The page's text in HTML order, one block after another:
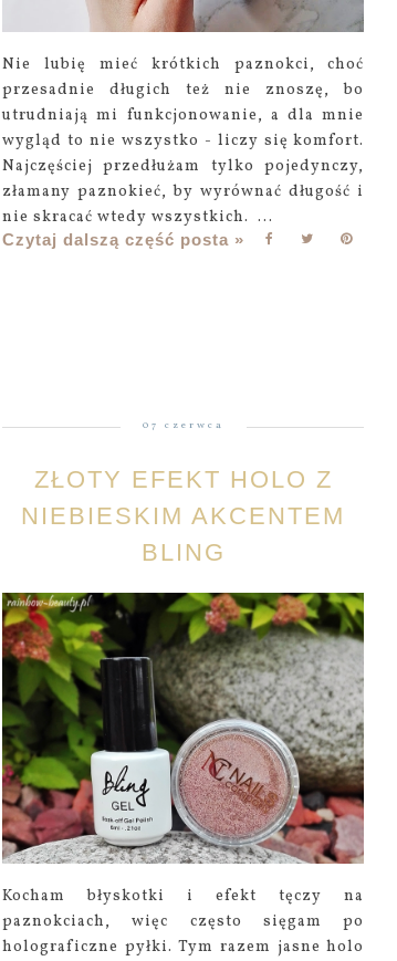
Nie lubię mieć krótkich paznokci, choć
przesadnie długich też nie znoszę, bo
utrudniają mi funkcjonowanie, a dla mnie
wygląd to nie wszystko - liczy się komfort.
Najczęściej przedłużam tylko pojedynczy,
złamany paznokieć, by wyrównać długość i
nie skracać wtedy wszystkich. ...
Czytaj dalszą część posta »
07 czerwca
ZŁOTY EFEKT HOLO Z
NIEBIESKIM AKCENTEM
BLING
Kocham błyskotki i efekt tęczy na
paznokciach, więc często sięgam po
holograficzne pyłki. Tym razem jasne holo